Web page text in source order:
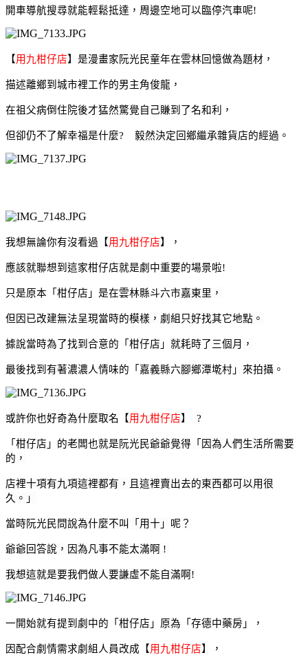
開車導航搜尋就能輕鬆抵達 ， 周邊空地可以臨停汽車呢!
【用九柑仔店】 是漫畫家阮光民童年在雲林回憶做為題材，
描述離鄉到城市裡工作的男主角俊龍，
在祖父病倒住院後才猛然驚覺自己賺到了名和利，
但卻仍不了解幸福是什麼? 毅然決定回鄉繼承雜貨店的經過。
我想無論你有沒看過【用九柑仔店】 ，
應該就聯想到這家柑仔店就是劇中重要的場景啦!
只是原本「柑仔店」是在雲林縣斗六市嘉東里 ，
但因已改建無法呈現當時的模樣，劇組只好找其它地點。
據說當時為了找到合意的「柑仔店」就耗時了三個月 ，
最後找到有著濃濃人情味的「嘉義縣六腳鄉潭墘村」來拍攝。
或許你也好奇為什麼取名 【用九柑仔店】 ?
「柑仔店」的老闆也就是阮光民爺爺覺得 「因為人們生活所需要
的，
店裡十項有九項這裡都有，
且這裡賣出去的東西都可以用很
久。」
當時阮光民問說為什麼不叫「用十」呢？
爺爺回答說，因為凡事不能太滿啊 !
我想這就是要我們做人要謙虛不能自滿啊!
一開始就有提到劇中的「柑仔店」原為「存德中藥房」，
因配合劇情需求劇組人員改成 【用九柑仔店】 ，